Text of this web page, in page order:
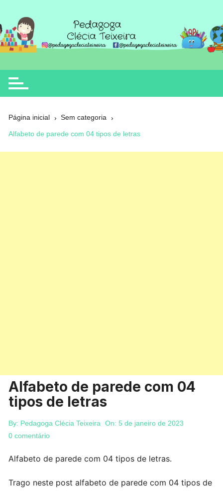
o
conteúdo
Clécia Teixeira
educação
Página inicial Sem categoria
Alfabeto de parede com 04 tipos de letras
Alfabeto de parede com 04
tipos de letras
By: Pedagoga Clécia Teixeira On:5 de janeiro de 2023
0 comentário
Alfabeto de parede com 04 tipos de letras.
Trago neste post alfabeto de parede com 04 tipos de